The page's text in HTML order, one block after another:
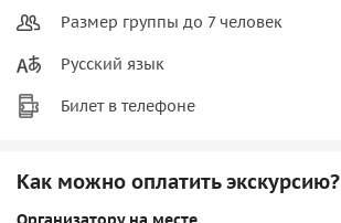
Размер группы до 7 человек
Русский язык
Билет в телефоне
Как можно оплатить экскурсию?